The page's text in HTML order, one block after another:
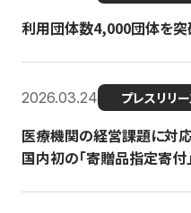
利用団体数4,000団体を突
2026.03.24 プレスリリ
医療機関の経営課題に対
国内初の「寄贈品指定寄付